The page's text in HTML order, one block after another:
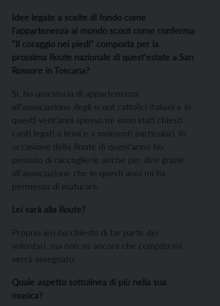
Idee legate a scelte di fondo come
l'appartenenza al mondo scout come conferma
"Il coraggio nei piedi" composta per la
prossima Route nazionale di quest'estate a San
Rossore in Toscana?
Sì, ho una storia di appartenenza
all'associazione degli scout cattolici italiani e in
questi vent'anni spesso mi sono stati chiesti
canti legati a temi e a momenti particolari. In
occasione della Route di quest'anno ho
pensato di raccoglierle anche per dire grazie
all'associazione che in questi anni mi ha
permesso di maturare.
Lei sarà alla Route?
Proprio ieri ho chiesto di far parte dei
volontari, ma non so ancora che compito mi
verrà assegnato.
Quale aspetto sottolinea di più nella sua
musica?